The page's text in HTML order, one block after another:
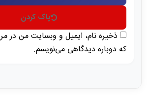
پاک کردن
ذخیره نام، ایمیل و وبسایت من در
که دوباره دیدگاهی می‌نویسم.